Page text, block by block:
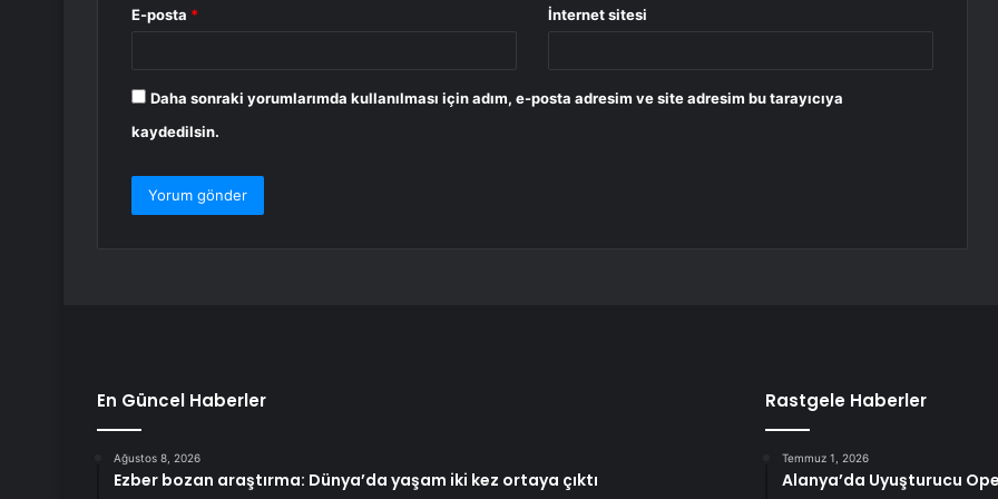
E-posta * İnternet sitesi
Daha sonraki yorumlarımda kullanılması için adım, e-posta adresim ve site adresim bu tarayıcıya
kaydedilsin.
En Güncel Haberler
Ağustos 8, 2026
Ezber bozan araştırma: Dünya’da yaşam iki kez ortaya çıktı
Rastgele Haberler
Temmuz 1, 2026
Alanya’da Uyuşturucu